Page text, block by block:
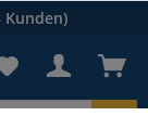
Kunden)